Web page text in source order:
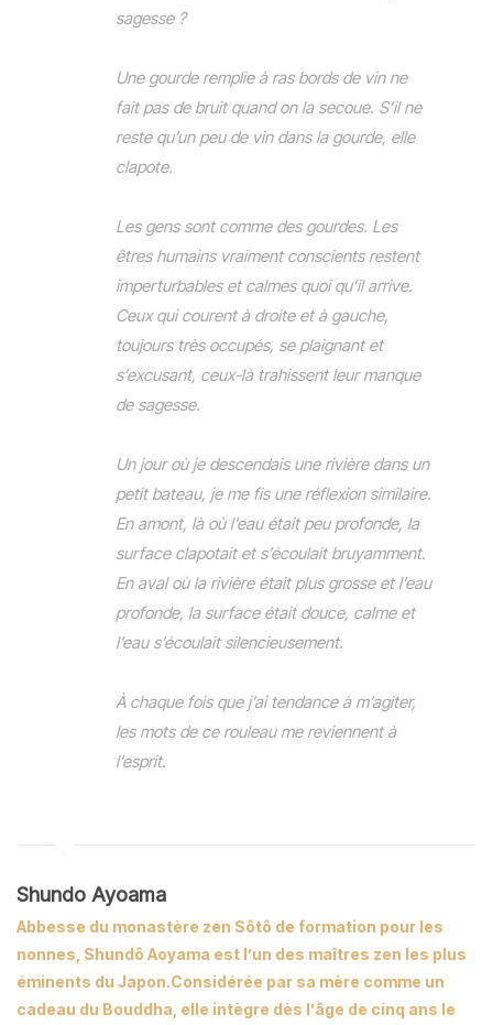
sagesse ?
Une gourde remplie à ras bords de vin ne
fait pas de bruit quand on la secoue. S’il ne
reste qu’un peu de vin dans la gourde, elle
clapote.
Les gens sont comme des gourdes. Les
êtres humains vraiment conscients restent
imperturbables et calmes quoi qu’il arrive.
Ceux qui courent à droite et à gauche,
toujours très occupés, se plaignant et
s’excusant, ceux-là trahissent leur manque
de sagesse.
Un jour où je descendais une rivière dans un
petit bateau, je me fis une réflexion similaire.
En amont, là où l’eau était peu profonde, la
surface clapotait et s’écoulait bruyamment.
En aval où la rivière était plus grosse et l’eau
profonde, la surface était douce, calme et
l’eau s’écoulait silencieusement.
À chaque fois que j’ai tendance à m’agiter,
les mots de ce rouleau me reviennent à
l’esprit.
Shundo Ayoama
Abbesse du monastère zen Sôtô de formation pour les
nonnes, Shundô Aoyama est l’un des maîtres zen les plus
éminents du Japon.Considérée par sa mère comme un
cadeau du Bouddha, elle intègre dès l’âge de cinq ans le